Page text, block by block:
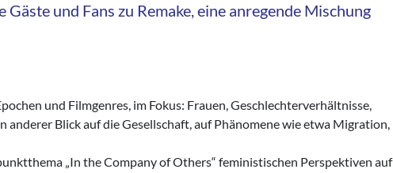
und Fans zu Remake, eine anregende Mischung
und Filmgenres, im Fokus: Frauen, Geschlechterverhältnisse,
anderer Blick auf die Gesellschaft, auf Phänomene wie etwa Migration,
„In the Company of Others“ feministischen Perspektiven auf